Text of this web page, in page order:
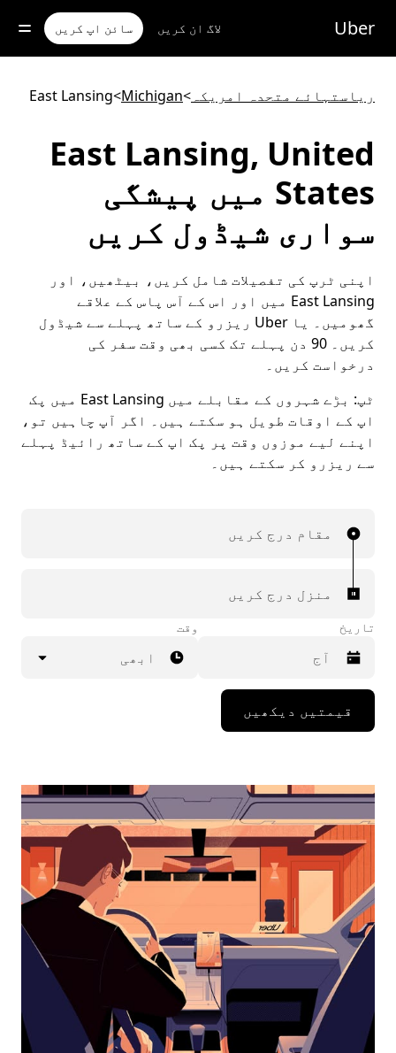
مواد
جائیں
Uber لاگ ان کریں سائن اپ کریں
ریاستہائے متحدہ امریکہ>
Michigan
>
East Lansing
East Lansing, United
States میں پیشگی
سواری شیڈول کریں
اپنی ٹرپ کی تفصیلات شامل کریں، بیٹھیں، اور
East Lansing میں اور اس کے آس پاس کے علاقے
گھومیں۔ یا Uber ریزرو کے ساتھ پہلے سے شیڈول
کریں۔ 90 دن پہلے تک کسی بھی وقت سفر کی
درخواست کریں۔
ٹپ:
بڑے شہروں کے مقابلے میں East Lansing میں پک
اپ کے اوقات طویل ہو سکتے ہيں۔ اگر آپ چاہیں تو،
اپنے لیے موزوں وقت پر پک اپ کے ساتھ رائیڈ پہلے
سے ریزرو کر سکتے ہیں۔
مقام درج کریں
منزل درج کریں
تاریخ
Press
down
interact
the
calendar
and
select
a
date.
Press
the
escape
button
the
calendar.
وقت
ابھی
قیمتیں دیکھیں